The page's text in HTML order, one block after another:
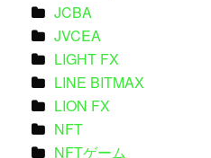
JCBA
JVCEA
LIGHT FX
LINE BITMAX
LION FX
NFT
NFTゲーム